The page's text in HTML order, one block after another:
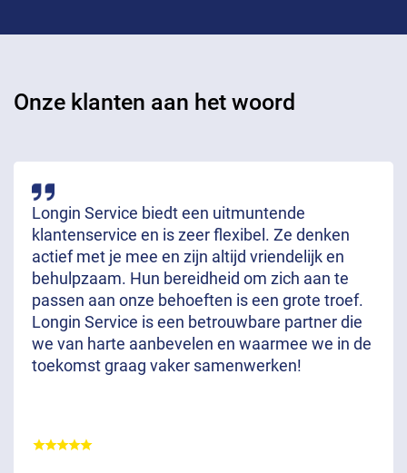
Onze klanten aan het woord
Longin Service biedt een uitmuntende
klantenservice en is zeer flexibel. Ze denken
actief met je mee en zijn altijd vriendelijk en
behulpzaam. Hun bereidheid om zich aan te
passen aan onze behoeften is een grote troef.
Longin Service is een betrouwbare partner die
we van harte aanbevelen en waarmee we in de
toekomst graag vaker samenwerken!